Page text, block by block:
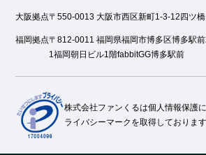
大阪拠点〒550-0013 大阪市西区新町1-3-12四ツ
福岡拠点〒812-0011 福岡県福岡市博多区博多駅
1福岡朝日ビル1階fabbitGG博多駅前
株式会社ファンくるは個人情報保護
ライバシーマークを取得しております